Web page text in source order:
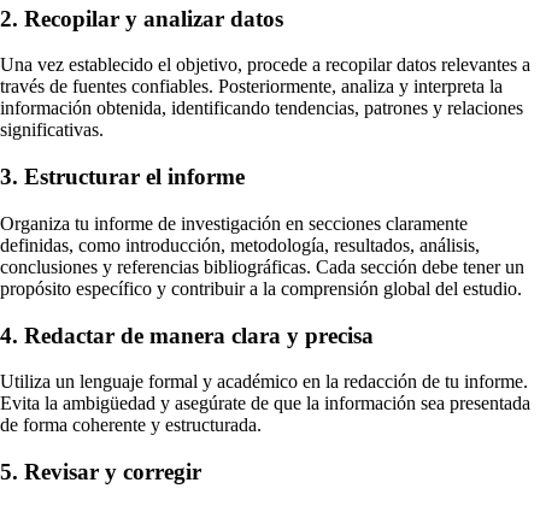
2. Recopilar y analizar datos
Una vez establecido el objetivo, procede a recopilar datos relevantes a
través de fuentes confiables. Posteriormente, analiza y interpreta la
información obtenida, identificando tendencias, patrones y relaciones
significativas.
3. Estructurar el informe
Organiza tu informe de investigación en secciones claramente
definidas, como introducción, metodología, resultados, análisis,
conclusiones y referencias bibliográficas. Cada sección debe tener un
propósito específico y contribuir a la comprensión global del estudio.
4. Redactar de manera clara y precisa
Utiliza un lenguaje formal y académico en la redacción de tu informe.
Evita la ambigüedad y asegúrate de que la información sea presentada
de forma coherente y estructurada.
5. Revisar y corregir